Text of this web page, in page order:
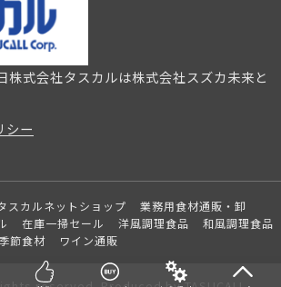
式会社タスカルは株式会社スズカ未来と
シー
スカルネットショップ
業務用食材通販・卸
在庫一掃セール 洋風調理食品
和風調理食品
季節食材 ワイン通販